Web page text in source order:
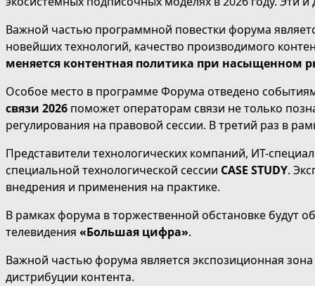
Важной частью программной повестки форума
новейших технологий, качество производимого
меняется контентная политика при насыщенном
Особое место в программе Форума отведено
связи 2026 поможет операторам связи не только
регулирования на правовой сессии. В третий раз в
Представители технологических компаний, ИТ-
специальной технологической сессии СASE STUDY.
внедрения и применения на практике.
В рамках форума в торжественной обстановке будут
телевидения «Большая цифра».
Важной частью форума является экспозиционная
дистрибуции контента.